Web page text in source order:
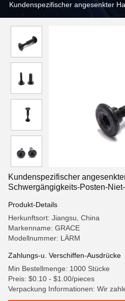
Kundenspezifischer angesenkter
Schraube Chicago schraubt für Leder
Kundenspezifischer
Schwergängigkeits-Posten-
Produkt-Details
Herkunftsort: Jiangsu, China
Markenname: GRACE
Modellnummer: LÄRM
Zahlungs-u. Verschiffen-Ausdrücke
Min Bestellmenge: 1000 Stücke
Preis: $0.10 - $1.00/pieces
Verpackung Informationen: Wir